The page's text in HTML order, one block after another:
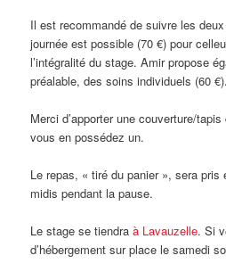
Il est recommandé de suivre les
journée est possible (70 €) pour
l’intégralité du stage. Amir propose
préalable, des soins individuels (60 €).
Merci d’apporter une couverture/
vous en possédez un.
Le repas, « tiré du panier », sera pris
midis pendant la pause.
Le stage se tiendraà Lavauzelle. Si
d’hébergement sur place le samedi